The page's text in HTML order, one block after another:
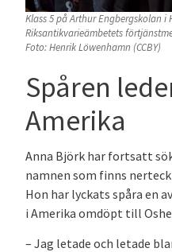
Klass 5 på Arthur Engbergskolan i
Riksantikvarieämbetets
Foto: Henrik Löwenhamn (CCBY)
Spåren
Amerika
Anna Björk har fortsatt
namnen som finns
Hon har lyckats spåra en
i Amerika omdöpt till
– Jag letade och letade